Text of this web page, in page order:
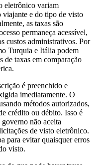
eletrônico variam
viajante e do tipo de visto
as taxas são
permaneça acessível,
custos administrativos. Por
Turquia e Itália podem
de taxas em comparação
é preenchido e
imediatamente. O
métodos autorizados,
crédito ou débito. Isso é
não aceita
de visto eletrônico.
para evitar quaisquer erros
visto.